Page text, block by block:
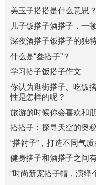
美玉子搭搭是什么意思？
儿子饭搭子酒搭子，一
深夜酒搭子饭搭子的独
什么是“叁搭子”？
学习搭子饭搭子作文
你认为逛街搭子、吃饭
性是怎样的呢？
旅游的时候你会喜欢和
搭搭子：探寻天空的奥
“搭衬子”，打造不同气
健身搭子和酒搭子之间
“时尚新宠搭子帽，演绎